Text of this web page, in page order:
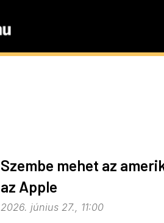
Szembe mehet az
az Apple
2026. június 27., 11:00